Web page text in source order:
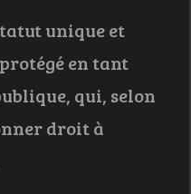
unique et
en tant
qui, selon
droit à